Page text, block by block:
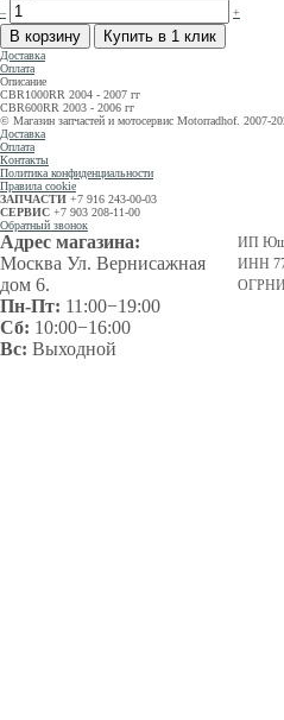
–
+
Доставка
Оплата
Описание
CBR1000RR 2004 - 2007 гг
CBR600RR 2003 - 2006 гг
© Магазин запчастей и мотосервис Motorradhof. 2007-
Доставка
Оплата
Контакты
Политика конфиденциальности
Правила cookie
ЗАПЧАСТИ +7 916 243-00-03
СЕРВИС +7 903 208-11-00
Обратный звонок
Адрес магазина:
Москва Ул. Вернисажная
дом 6.
Пн-Пт: 11:00−19:00
Сб: 10:00−16:00
Вс: Выходной
ИП
ИНН